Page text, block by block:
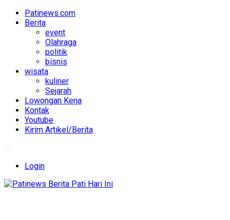
Patinews.com
Berita
event
Olahraga
politik
bisnis
wisata
kuliner
Sejarah
Lowongan Kerja
Kontak
Youtube
Kirim Artikel/Berita
Login